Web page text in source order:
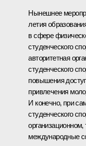
Нынешнее
летия
в сфере
студенческого
авторитетная
студенческого
повышения
привлечения
И конечно, при
студенческого
международные